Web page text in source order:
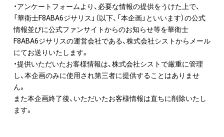
・アンケートフォームより、必要な情報の提供をうけた上で、
「華衛士F8ABA6ジサリス」（以下、「本企画」といいます）の公式
情報並びに公式ファンサイトからのお知らせ等を華衛士
F8ABA6ジサリスの運営会社である、株式会社シストからメール
にてお送りいたします。
・提供いただいたお客様情報は、株式会社シストで厳重に管理
し、本企画のみに使用され第三者に提供することはありませ
ん。
また本企画終了後、いただいたお客様情報は直ちに削除いたし
ます。